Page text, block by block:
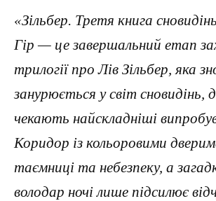
«Зільбер. Третя книга
Гір — це завершальний етап
трилогії про Лів Зільбер, яка
занурюється у світ сновидінь,
чекають найскладніші
Коридор із кольоровими
таємниці та небезпеку, а
володар ночі лише підсилює